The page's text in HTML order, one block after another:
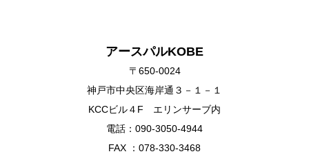
アースパルKOBE
〒650-0024
神戸市中央区海岸通３－１－１
KCCビル４F エリンサーブ内
電話：090-3050-4944
FAX ：078-330-3468